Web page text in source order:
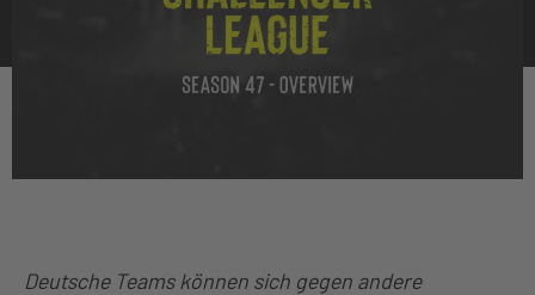
Deutsche Teams können sich gegen andere